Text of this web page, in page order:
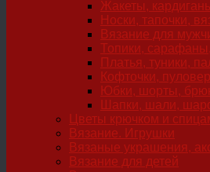
Жакеты,
Носки, тапочки,
Вязание для
Топики,
Платья, туники,
Кофточки,
Юбки, шорты,
Шапки, шали,
Цветы крючком и
Вязание. Игрушки
Вязаные украшения,
Вязание для детей